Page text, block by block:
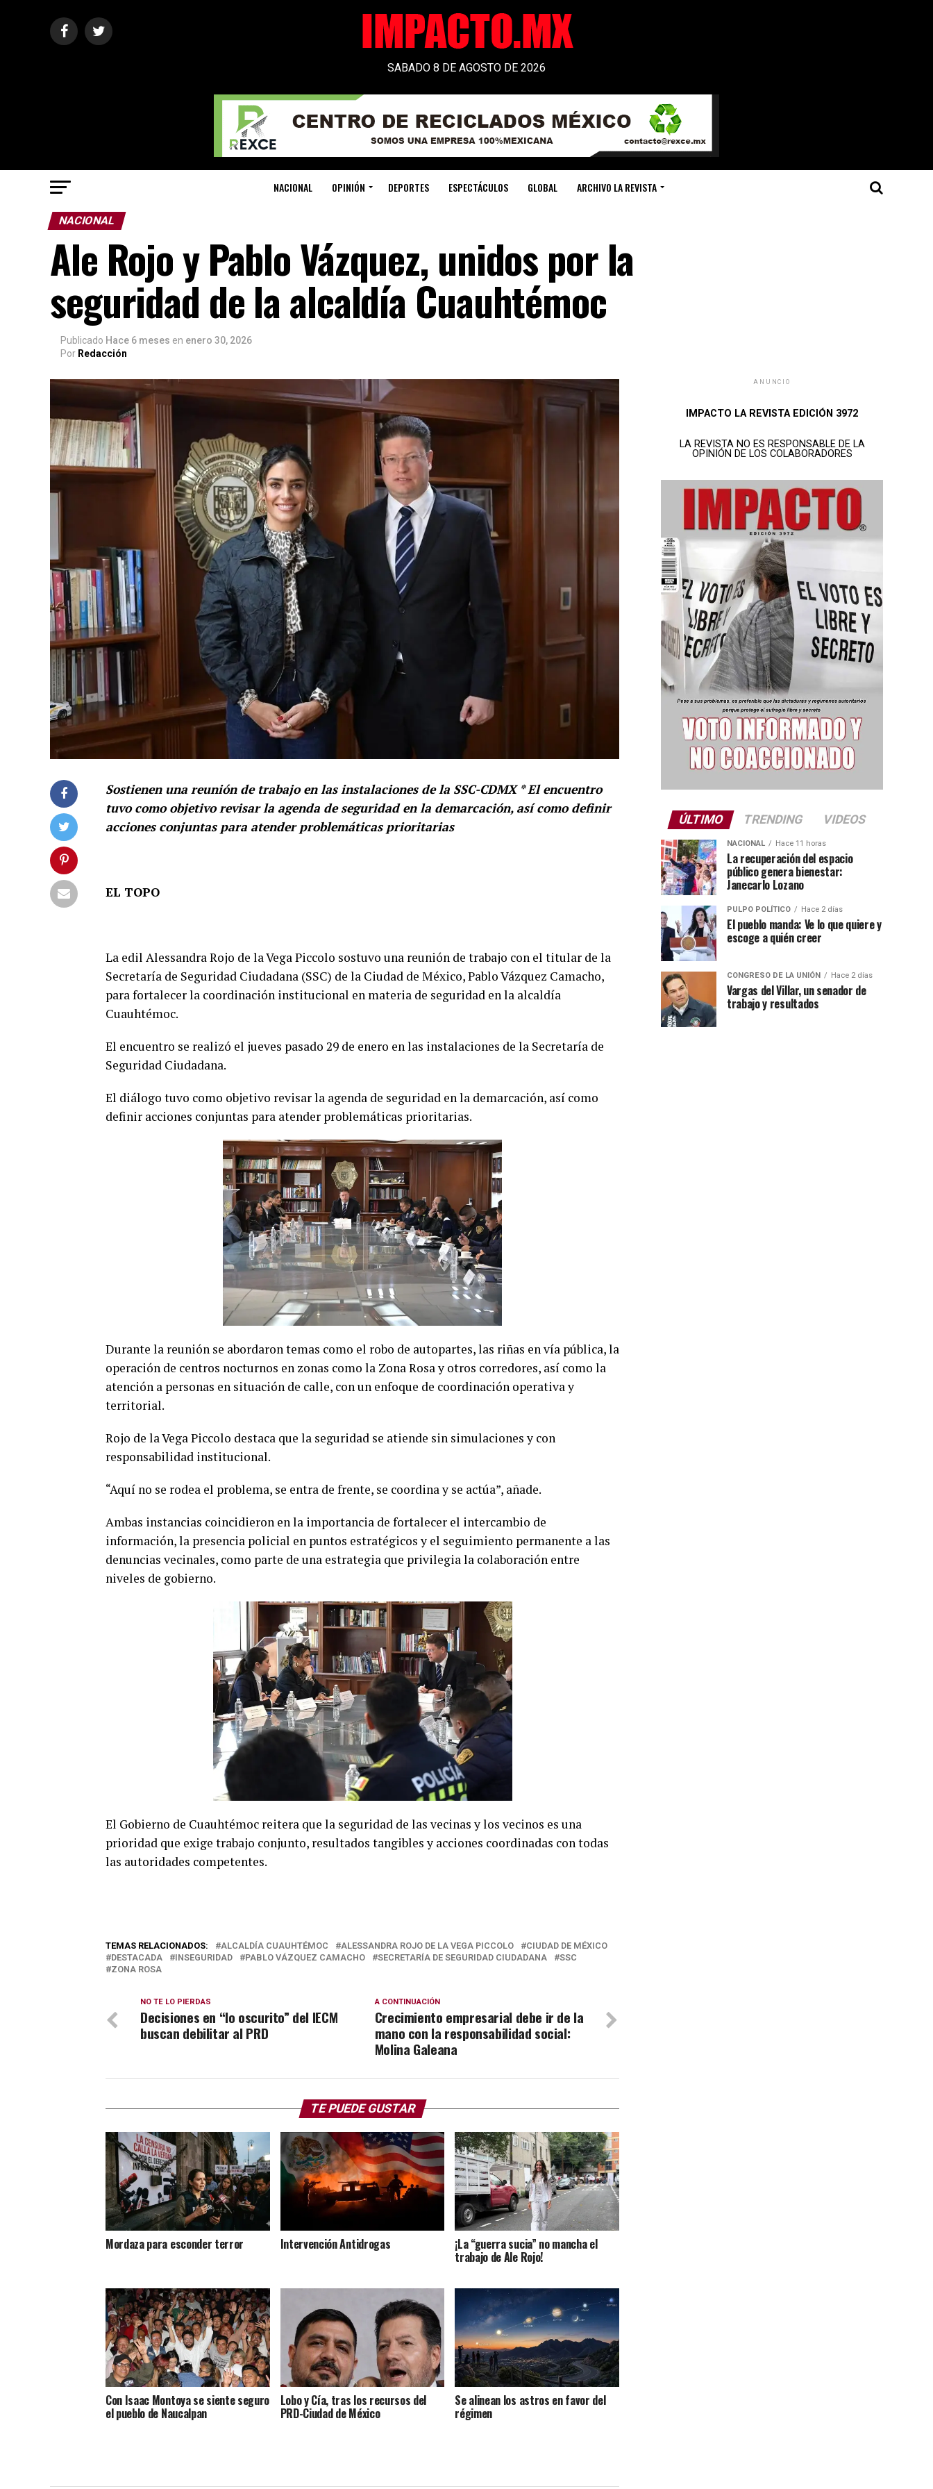
SABADO 8 DE AGOSTO DE 2026
NACIONAL OPINIÓN DEPORTES ESPECTÁCULOS GLOBAL ARCHIVO LA REVISTA
NACIONAL
Ale Rojo y Pablo Vázquez, unidos por la
seguridad de la alcaldía Cuauhtémoc
Publicado Hace 6 meses en enero 30, 2026
Por Redacción
Sostienen una reunión de trabajo en las instalaciones de la SSC-CDMX * El encuentro
tuvo como objetivo revisar la agenda de seguridad en la demarcación, así como definir
acciones conjuntas para atender problemáticas prioritarias
EL TOPO
La edil Alessandra Rojo de la Vega Piccolo sostuvo una reunión de trabajo con el titular de la
Secretaría de Seguridad Ciudadana (SSC) de la Ciudad de México, Pablo Vázquez Camacho,
para fortalecer la coordinación institucional en materia de seguridad en la alcaldía
Cuauhtémoc.
El encuentro se realizó el jueves pasado 29 de enero en las instalaciones de la Secretaría de
Seguridad Ciudadana.
El diálogo tuvo como objetivo revisar la agenda de seguridad en la demarcación, así como
definir acciones conjuntas para atender problemáticas prioritarias.
Durante la reunión se abordaron temas como el robo de autopartes, las riñas en vía pública, la
operación de centros nocturnos en zonas como la Zona Rosa y otros corredores, así como la
atención a personas en situación de calle, con un enfoque de coordinación operativa y
territorial.
Rojo de la Vega Piccolo destaca que la seguridad se atiende sin simulaciones y con
responsabilidad institucional.
“Aquí no se rodea el problema, se entra de frente, se coordina y se actúa”, añade.
Ambas instancias coincidieron en la importancia de fortalecer el intercambio de
información, la presencia policial en puntos estratégicos y el seguimiento permanente a las
denuncias vecinales, como parte de una estrategia que privilegia la colaboración entre
niveles de gobierno.
El Gobierno de Cuauhtémoc reitera que la seguridad de las vecinas y los vecinos es una
prioridad que exige trabajo conjunto, resultados tangibles y acciones coordinadas con todas
las autoridades competentes.
TEMAS RELACIONADOS: ALCALDÍA CUAUHTÉMOC ALESSANDRA ROJO DE LA VEGA PICCOLO
CIUDAD DE MÉXICO
DESTACADA
INSEGURIDAD PABLO VÁZQUEZ CAMACHO SECRETARÍA DE SEGURIDAD CIUDADANA
SSC
ZONA ROSA
A CONTINUACIÓN
Crecimiento empresarial debe ir de la
mano con la responsabilidad social:
Molina Galeana
NO TE LO PIERDAS
Decisiones en “lo oscurito” del IECM
buscan debilitar al PRD
TE PUEDE GUSTAR
Mordaza para esconder terror Intervención Antidrogas ¡La “guerra sucia” no mancha el
trabajo de Ale Rojo!
Con Isaac Montoya se siente seguro
el pueblo de Naucalpan
Lobo y Cía, tras los recursos del
PRD-Ciudad de México
Se alinean los astros en favor del
régimen
ANUNCIO
IMPACTO LA REVISTA EDICIÓN 3972
LA REVISTA NO ES RESPONSABLE DE LA
OPINIÓN DE LOS COLABORADORES
ÚLTIMO TRENDING VIDEOS
NACIONAL Hace 11 horas
La recuperación del espacio
público genera bienestar:
Janecarlo Lozano
PULPO POLÍTICO Hace 2 días
El pueblo manda: Ve lo que quiere y
escoge a quién creer
CONGRESO DE LA UNIÓN Hace 2 días
Vargas del Villar, un senador de
trabajo y resultados